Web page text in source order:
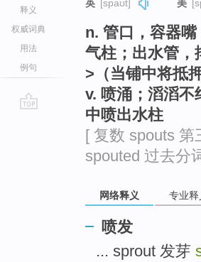
释义
权威词典
用法
例句
英 [spaʊt] 美
n. 管口，容器
气柱；出水管，
>（当铺中将抵
v. 喷涌；滔滔不
中喷出水柱
[ 复数 spouts 第
spouted 过去分
网络释义 专业释
喷发
... sprout 发芽